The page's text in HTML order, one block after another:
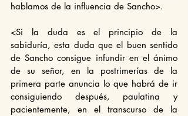
hablamos de la influencia de Sancho>.
<Si la duda es el principio de la
sabiduría, esta duda que el buen sentido
de Sancho consigue infundir en el ánimo
de su señor, en la postrimerías de la
primera parte anuncia lo que habrá de ir
consiguiendo después, paulatina y
pacientemente, en el transcurso de la